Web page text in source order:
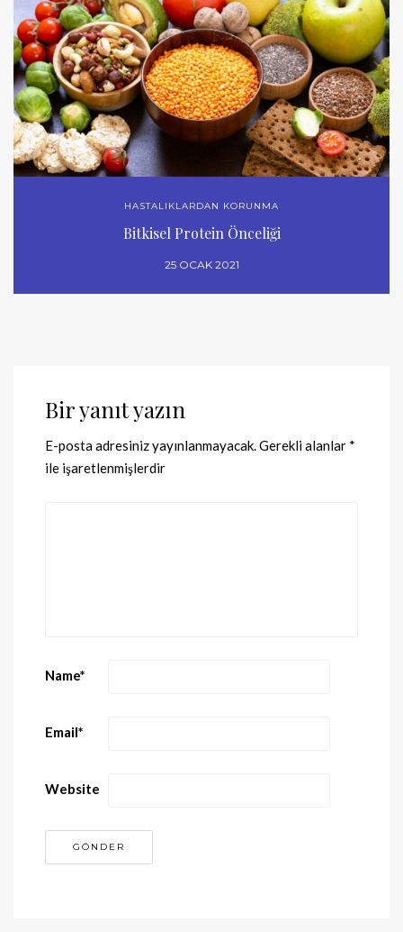
HASTALIKLARDAN KORUNMA
Bitkisel Protein Önceliği
25 OCAK 2021
Bir yanıt yazın
E-posta adresiniz yayınlanmayacak.Gerekli alanlar *
ile işaretlenmişlerdir
Name*
Email*
Website